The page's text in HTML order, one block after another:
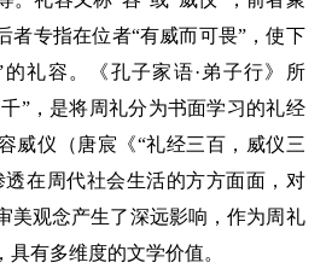
者专指在位者“有威而可畏”，使下
礼容。《孔子家语·弟子行》所
”，是将周礼分为书面学习的礼经
威仪（唐宸《“礼经三百，威仪三
在周代社会生活的方方面面，对
美观念产生了深远影响，作为周礼
有多维度的文学价值。